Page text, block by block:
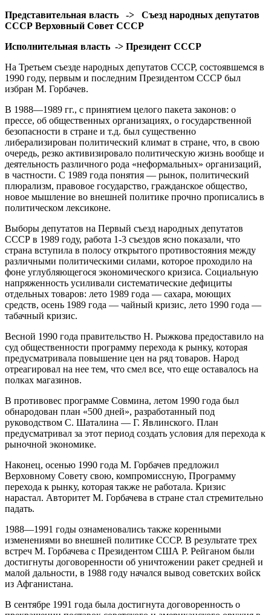
Представительная власть -> Съезд народных депутатов
СССР Верховный Совет СССР
Исполнительная власть -> Президент СССР
На Третьем съезде народных депутатов СССР, состоявшемся в
1990 году, первым и последним Президентом СССР был
избран М. Горбачев.
В 1988—1989 гг., с принятием целого пакета законов: о
прессе, об общественных организациях, о государственной
безопасности в стране и т.д. был существенно
либерализирован политический климат в стране, что, в свою
очередь, резко активизировало политическую жизнь вообще и
деятельность различного рода «неформальных» организаций,
в частности. С 1989 года понятия — рынок, политический
плюрализм, правовое государство, гражданское общество,
новое мышление во внешней политике прочно прописались в
политическом лексиконе.
Выборы депутатов на Первый съезд народных депутатов
СССР в 1989 году, работа 1-3 съездов ясно показали, что
страна вступила в полосу открытого противостояния между
различными политическими силами, которое проходило на
фоне углубляющегося экономического кризиса. Социальную
напряженность усиливали систематические дефициты
отдельных товаров: лето 1989 года — сахара, моющих
средств, осень 1989 года — чайный кризис, лето 1990 года —
табачный кризис.
Весной 1990 года правительство Н. Рыжкова предоставило на
суд общественности программу перехода к рынку, которая
предусматривала повышение цен на ряд товаров. Народ
отреагировал на нее тем, что смел все, что еще оставалось на
полках магазинов.
В противовес программе Совмина, летом 1990 года был
обнародован план «500 дней», разработанный под
руководством С. Шаталина — Г. Явлинского. План
предусматривал за этот период создать условия для перехода к
рыночной экономике.
Наконец, осенью 1990 года М. Горбачев предложил
Верховному Совету свою, компромиссную, Программу
перехода к рынку, которая также не работала. Кризис
нарастал. Авторитет М. Горбачева в стране стал стремительно
падать.
1988—1991 годы ознаменовались также коренными
изменениями во внешней политике СССР. В результате трех
встреч М. Горбачева с Президентом США Р. Рейганом были
достигнуты договоренности об уничтожении ракет средней и
малой дальности, в 1988 году начался вывод советских войск
из Афганистана.
В сентябре 1991 года была достигнута договоренность о